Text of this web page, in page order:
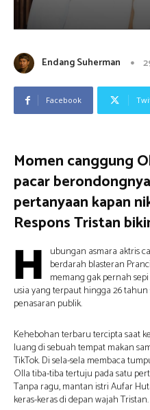
Endang Suherman
Facebook
Momen canggung
pacar
pertanyaan kapan
Respons Tristan
H ubungan asmara aktris
berdarah blasteran
memang gak pernah
usia yang terpaut hingga 26
penasaran publik.
Kehebohan terbaru tercipta saat
luang di sebuah tempat makan
TikTok. Di sela-sela membaca
Olla tiba-tiba tertuju pada satu
Tanpa ragu, mantan istri Aufar
keras-keras di depan wajah Tristan.